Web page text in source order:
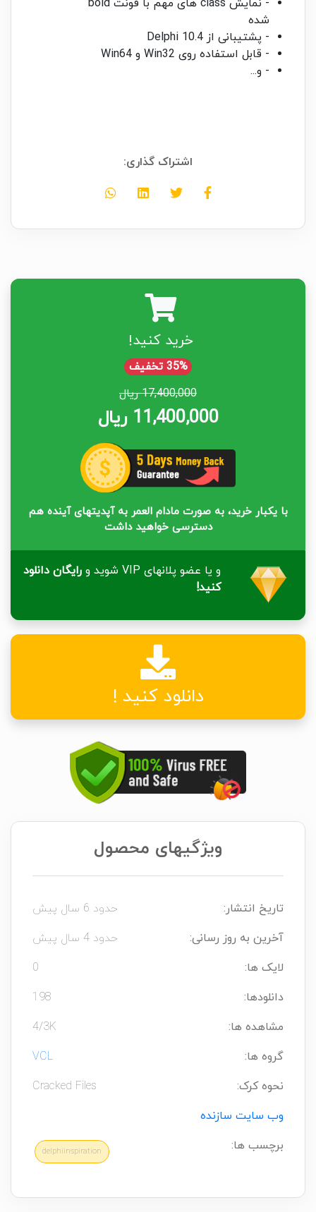
- نمایش class های مهم با فونت bold
شده
- پشتیبانی از Delphi 10.4
- قابل استفاده روی Win32 و Win64
- و...
اشتراک گذاری:
خرید کنید!
35% تخفیف
17,400,000 ریال
11,400,000 ریال
با یکبار خرید، به صورت مادام العمر به آپدیتهای آینده هم
دسترسی خواهید داشت
و یا عضو پلانهای VIP شوید و
رایگان دانلود
کنید!
دانلود کنید !
ویژگیهای محصول
تاریخ انتشار:
حدود 6 سال پیش
آخرین به روز رسانی:
حدود 4 سال پیش
لایک ها:
0
دانلودها:
198
مشاهده ها:
4/3K
گروه ها:
VCL
نحوه کرک:
Cracked Files
وب سایت سازنده
برچسب ها:
delphiinspiration